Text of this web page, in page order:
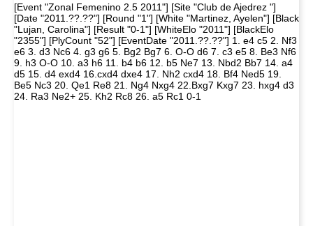
[Event "Zonal Femenino 2.5 2011"] [Site "Club de Ajedrez "]
[Date "2011.??.??"] [Round "1"] [White "Martinez, Ayelen"] [Black
"Lujan, Carolina"] [Result "0-1"] [WhiteElo "2011"] [BlackElo
"2355"] [PlyCount "52"] [EventDate "2011.??.??"] 1. e4 c5 2. Nf3
e6 3. d3 Nc6 4. g3 g6 5. Bg2 Bg7 6. O-O d6 7. c3 e5 8. Be3 Nf6
9. h3 O-O 10. a3 h6 11. b4 b6 12. b5 Ne7 13. Nbd2 Bb7 14. a4
d5 15. d4 exd4 16.cxd4 dxe4 17. Nh2 cxd4 18. Bf4 Ned5 19.
Be5 Nc3 20. Qe1 Re8 21. Ng4 Nxg4 22.Bxg7 Kxg7 23. hxg4 d3
24. Ra3 Ne2+ 25. Kh2 Rc8 26. a5 Rc1 0-1